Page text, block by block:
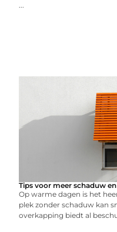
...
Tips voor meer schaduw
Op warme dagen is het
plek zonder schaduw kan
overkapping biedt al